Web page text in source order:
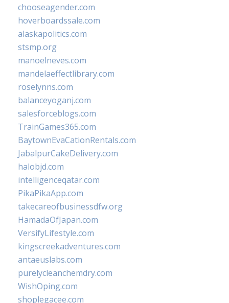
chooseagender.com
hoverboardssale.com
alaskapolitics.com
stsmp.org
manoelneves.com
mandelaeffectlibrary.com
roselynns.com
balanceyoganj.com
salesforceblogs.com
TrainGames365.com
BaytownEvaCationRentals.com
JabalpurCakeDelivery.com
halobjd.com
intelligenceqatar.com
PikaPikaApp.com
takecareofbusinessdfw.org
HamadaOfJapan.com
VersifyLifestyle.com
kingscreekadventures.com
antaeuslabs.com
purelycleanchemdry.com
WishOping.com
shoplegacee.com